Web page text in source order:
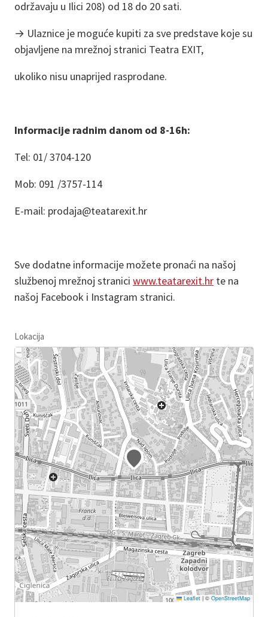
održavaju u Ilici 208) od 18 do 20 sati.
→ Ulaznice je moguće kupiti za sve predstave koje su
objavljene na mrežnoj stranici Teatra EXIT,
ukoliko nisu unaprijed rasprodane.
Informacije radnim danom od 8-16h:
Tel: 01/ 3704-120
Mob: 091 /3757-114
E-mail: prodaja@teatarexit.hr
Sve dodatne informacije možete pronaći na našoj
službenoj mrežnoj stranici www.teatarexit.hr te na
našoj Facebook i Instagram stranici.
Lokacija
Leaflet |© OpenStreetMap